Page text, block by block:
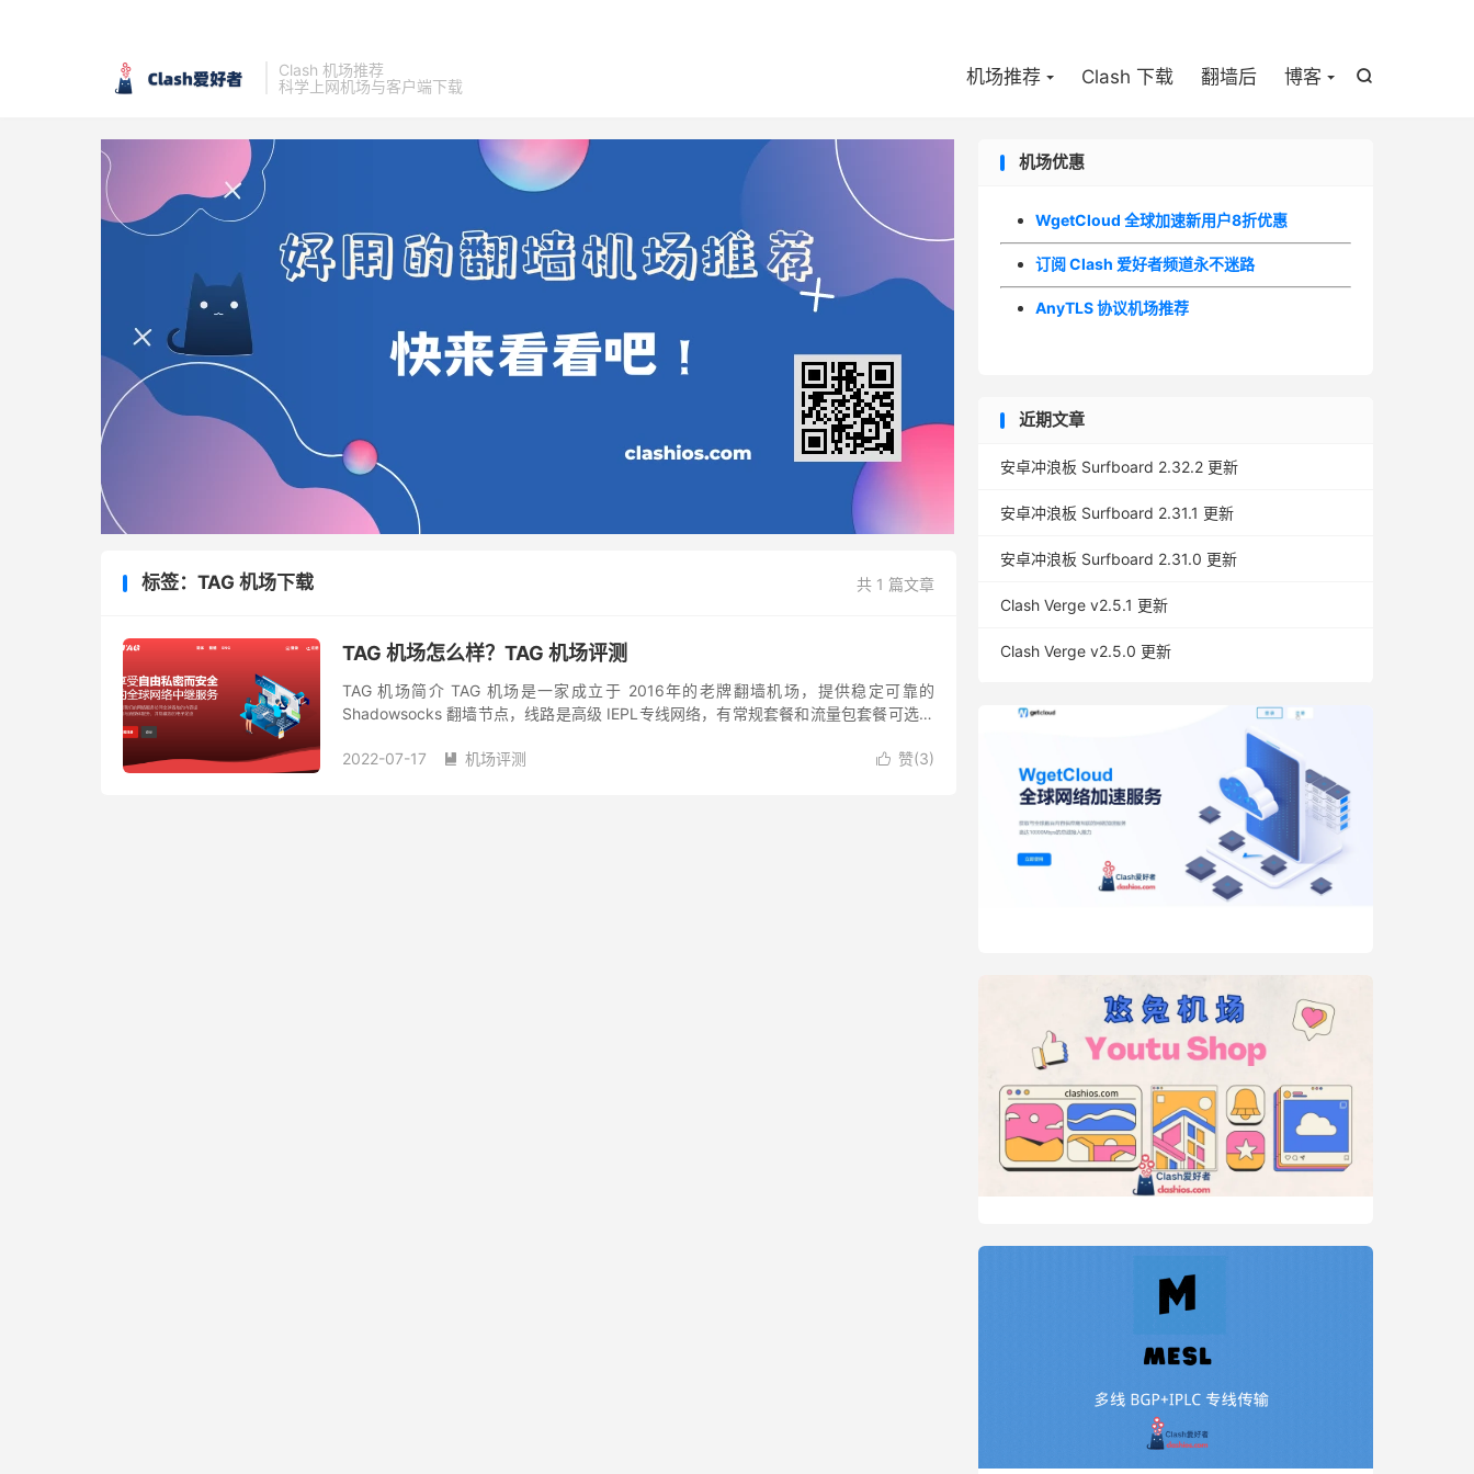
Clash 机场推荐
科学上网机场与客户端下载

机场推荐 Clash 下载 翻墙后 博客
共 1 篇文章
标签：TAG 机场下载
TAG 机场怎么样？TAG 机场评测
TAG 机场简介 TAG 机场是一家成立于 2016年的老牌翻墙机场，提供稳定可靠的
Shadowsocks 翻墙节点，线路是高级 IEPL专线网络，有常规套餐和流量包套餐可选，
 赞(3)
2022-07-17  机场评测
机场优惠
WgetCloud 全球加速新用户8折优惠
订阅 Clash 爱好者频道永不迷路
AnyTLS 协议机场推荐
近期文章
安卓冲浪板 Surfboard 2.32.2 更新
安卓冲浪板 Surfboard 2.31.1 更新
安卓冲浪板 Surfboard 2.31.0 更新
Clash Verge v2.5.1 更新
Clash Verge v2.5.0 更新